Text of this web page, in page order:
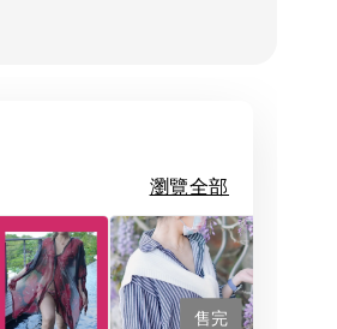
瀏覽全部
售完